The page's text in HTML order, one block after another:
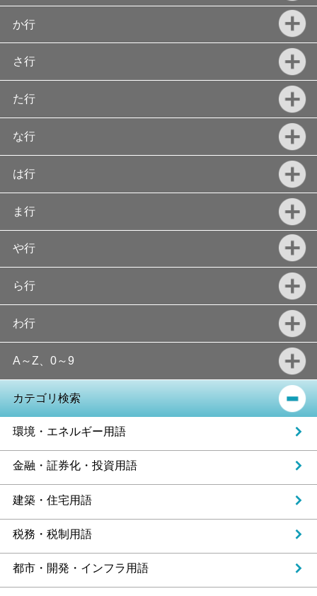
か行
さ行
た行
な行
は行
ま行
や行
ら行
わ行
A～Z、0～9
カテゴリ検索
環境・エネルギー用語
金融・証券化・投資用語
建築・住宅用語
税務・税制用語
都市・開発・インフラ用語